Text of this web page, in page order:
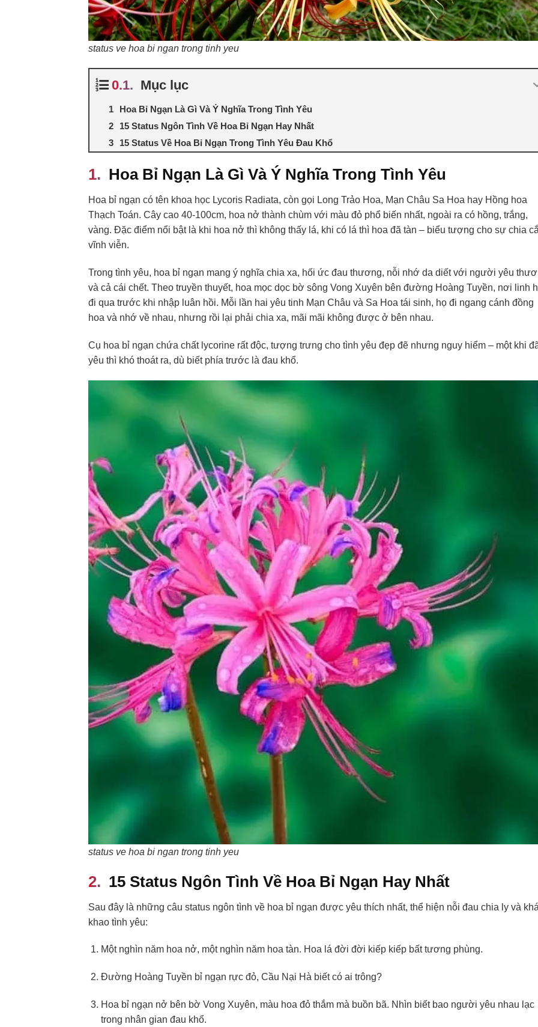
status ve hoa bi ngan trong tinh yeu
Mục lục
Hoa Bỉ Ngạn Là Gì Và Ý Nghĩa Trong Tình Yêu
15 Status Ngôn Tình Về Hoa Bỉ Ngạn Hay Nhất
15 Status Về Hoa Bỉ Ngạn Trong Tình Yêu Đau Khổ
Hoa Bỉ Ngạn Là Gì Và Ý Nghĩa Trong Tình Yêu
Hoa bỉ ngạn có tên khoa học Lycoris Radiata, còn gọi Long Trảo Hoa, Mạn Châu Sa Hoa hay Hồng hoa
Thạch Toán. Cây cao 40-100cm, hoa nở thành chùm với màu đỏ phổ biến nhất, ngoài ra có hồng, trắng,
vàng. Đặc điểm nổi bật là khi hoa nở thì không thấy lá, khi có lá thì hoa đã tàn – biểu tượng cho sự chia
vĩnh viễn.
Trong tình yêu, hoa bỉ ngạn mang ý nghĩa chia xa, hối ức đau thương, nỗi nhớ da diết với người yêu
và cả cái chết. Theo truyền thuyết, hoa mọc dọc bờ sông Vong Xuyên bên đường Hoàng Tuyền, nơi linh
đi qua trước khi nhập luân hồi. Mỗi lần hai yêu tinh Mạn Châu và Sa Hoa tái sinh, họ đi ngang cánh đồng
hoa và nhớ về nhau, nhưng rồi lại phải chia xa, mãi mãi không được ở bên nhau.
Cụ hoa bỉ ngạn chứa chất lycorine rất độc, tượng trưng cho tình yêu đẹp đẽ nhưng nguy hiểm – một khi
yêu thì khó thoát ra, dù biết phía trước là đau khổ.
status ve hoa bi ngan trong tinh yeu
15 Status Ngôn Tình Về Hoa Bỉ Ngạn Hay Nhất
Sau đây là những câu status ngôn tình về hoa bỉ ngạn được yêu thích nhất, thể hiện nỗi đau chia ly và
khao tình yêu:
Một nghìn năm hoa nở, một nghìn năm hoa tàn. Hoa lá đời đời kiếp kiếp bất tương phùng.
Đường Hoàng Tuyền bỉ ngạn rực đỏ, Cầu Nại Hà biết có ai trông?
Hoa bỉ ngạn nở bên bờ Vong Xuyên, màu hoa đỏ thắm mà buồn bã. Nhìn biết bao người yêu nhau lạc
trong nhân gian đau khổ.